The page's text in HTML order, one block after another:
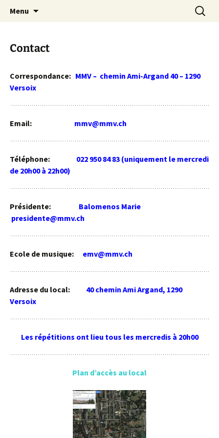
Menu
Contact
Correspondance: MMV – chemin Ami-Argand 40 – 1290
Versoix
Email: mmv@mmv.ch
Téléphone: 022 950 84 83 (uniquement le mercredi
de 20h00 à 22h00)
Présidente: Balomenos Marie
presidente@mmv.ch
Ecole de musique: emv@mmv.ch
Adresse du local: 40 chemin Ami Argand, 1290
Versoix
Les répétitions ont lieu tous les mercredis à 20h00
Plan d’accès au local